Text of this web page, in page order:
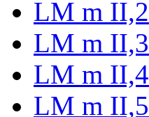
LM m II,2
LM m II,3
LM m II,4
LM m II,5